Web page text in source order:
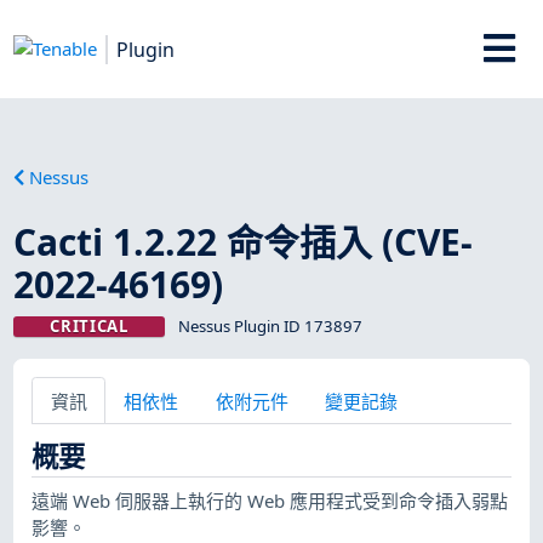
Plugin
Nessus
Cacti 1.2.22 命令插入 (CVE-
2022-46169)
CRITICAL Nessus Plugin ID 173897
資訊 相依性 依附元件 變更記錄
概要
遠端 Web 伺服器上執行的 Web 應用程式受到命令插入弱點
影響。